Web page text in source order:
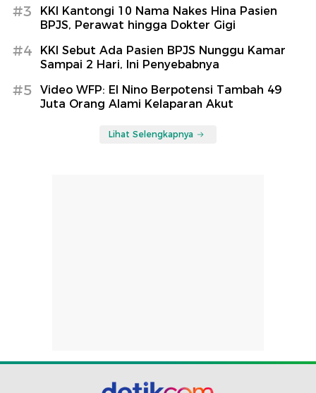
#3
KKI Kantongi 10 Nama Nakes Hina Pasien
BPJS, Perawat hingga Dokter Gigi
#4
KKI Sebut Ada Pasien BPJS Nunggu Kamar
Sampai 2 Hari, Ini Penyebabnya
#5
Video WFP: El Nino Berpotensi Tambah 49
Juta Orang Alami Kelaparan Akut
Lihat Selengkapnya